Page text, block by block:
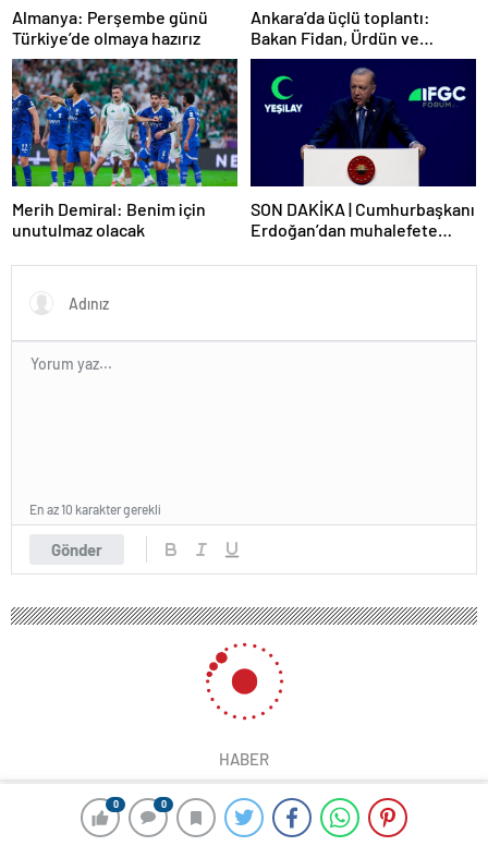
0 0
Almanya: Perşembe günü
Türkiye’de olmaya hazırız
Ankara’da üçlü toplantı:
Bakan Fidan, Ürdün ve
Suriyeli mevkidaşlarıyla
görüştü
Merih Demiral: Benim için
unutulmaz olacak
SON DAKİKA | Cumhurbaşkanı
Erdoğan’dan muhalefete
dert ettikleri kadar suyun
Gönder
En az 10 karakter gerekli
HABER